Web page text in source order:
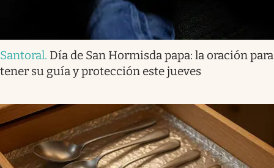
Santoral. Día de San Hormisda papa: la oración para
tener su guía y protección este jueves